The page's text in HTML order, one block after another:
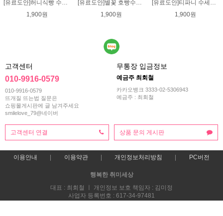
[유료도안]허니식빵 수세미뜨기 코바늘뜨기도안 /수세미뜨기/수세미실/반짝이수세미/반짝이실/수세미실 웰빙수세미 퐁퐁수세미 식빵 코바늘수세미
1,900원
[유료도안]별꽃 호빵수세미뜨기 도안(수세미실은 옵션에서 추가구매 가능)/수세미뜨기/수세미실/반짝이수세미/반짝이실/별수세미 호빵수세미 웰빙수세미 퐁퐁수세미 코바늘수세미
1,900원
[유료도안]티파니 수세미뜨기 도안(수세미실은 옵션에서 추가구매 가능)/수세미뜨기/수세미실/반짝이수세미/반짝이실/웰빙수세미 퐁퐁수세미 코바늘수세미
1,900원
고객센터
010-9916-0579
010-9916-0579
뜨개질 뜨는법 질문은
쇼핑몰게시판에 글 남겨주세요
smilelove_79@네이버
무통장 입금정보
예금주 최회철
카카오뱅크 3333-02-5306943
예금주 : 최회철
고객센터 연결 상품 문의 게시판
이용안내 이용약관 개인정보처리방침 PC버전
행복한 취미세상
대표 : 최회철 ㅣ 개인정보 보호 책임자 : 김미정
사업자 등록번호 : 617-34-97481